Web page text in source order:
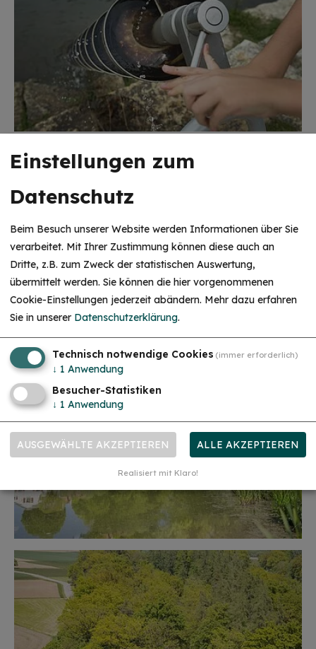
Einstellungen zum
Datenschutz
Beim Besuch unserer Website werden Informationen über Sie
verarbeitet. Mit Ihrer Zustimmung können diese auch an
Dritte, z.B. zum Zweck der statistischen Auswertung,
übermittelt werden. Sie können die hier vorgenommenen
Cookie-Einstellungen jederzeit abändern. Mehr dazu erfahren
Sie in unserer Datenschutzerklärung.
Technisch notwendige Cookies (immer erforderlich)
↓ 1 Anwendung
Besucher-Statistiken
↓ 1 Anwendung
AUSGEWÄHLTE AKZEPTIEREN ALLE AKZEPTIEREN
Realisiert mit Klaro!